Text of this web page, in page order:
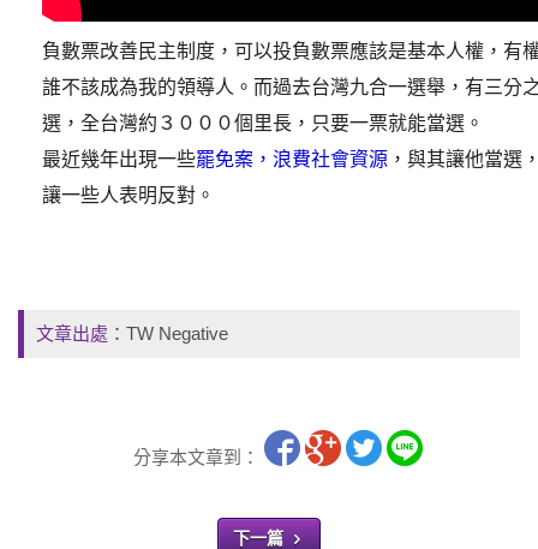
負數票改善民主制度，可以投負數票應該是基本人權，有
誰不該成為我的領導人。而過去台灣九合一選舉，有三分
選，全台灣約３０００個里長，只要一票就能當選。
最近幾年出現一些罷免案，浪費社會資源 ，與其讓他當選
讓一些人表明反對。
文章出處： TW Negative
分享本文章到：
下一篇